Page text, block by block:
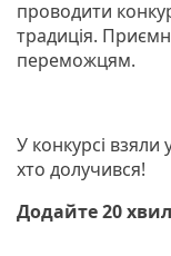
проводити
традиція.
переможцям.
У конкурсі взяли
хто долучився!
Додайте 20